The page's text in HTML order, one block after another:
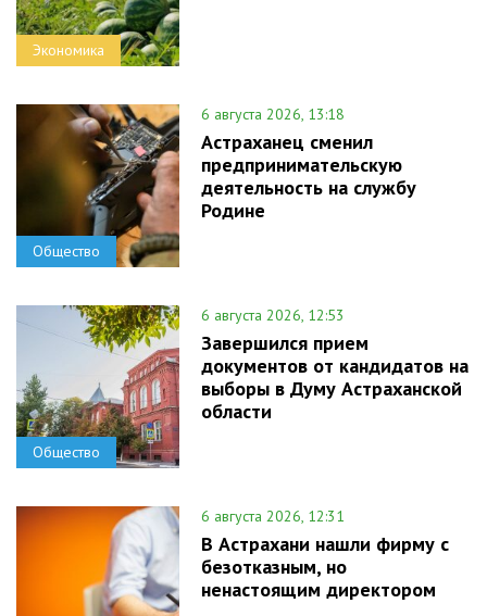
Экономика
Общество
6 августа 2026, 13:18
Астраханец сменил
предпринимательскую
деятельность на службу
Родине
Общество
6 августа 2026, 12:53
Завершился прием
документов от кандидатов на
выборы в Думу Астраханской
области
6 августа 2026, 12:31
В Астрахани нашли фирму с
безотказным, но
ненастоящим директором